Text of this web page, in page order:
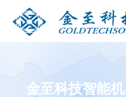
金至科技智能